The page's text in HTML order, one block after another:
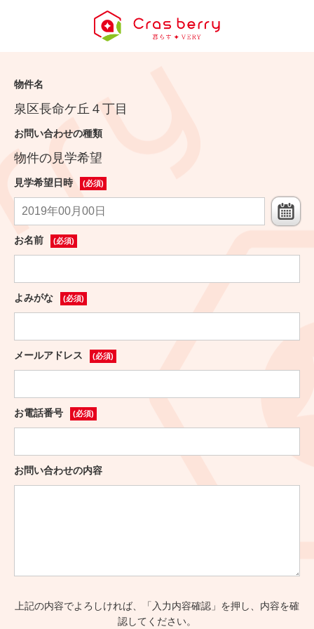
物件名
泉区長命ケ丘４丁目
お問い合わせの種類
物件の見学希望
見学希望日時 (必須)
お名前 (必須)
よみがな (必須)
メールアドレス (必須)
お電話番号 (必須)
お問い合わせの内容
上記の内容でよろしければ、「入力内容確認」を押し、内容を確
認してください。